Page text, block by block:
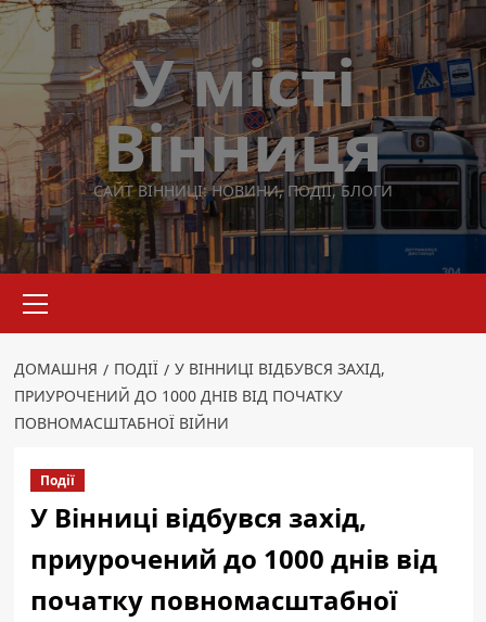
Перейти
до
вмісту
У місті
Вінниця
САЙТ ВІННИЦІ: НОВИНИ, ПОДІЇ, БЛОГИ
меню
ДОМАШНЯ ПОДІЇ
У ВІННИЦІ ВІДБУВСЯ ЗАХІД,
ПРИУРОЧЕНИЙ ДО 1000 ДНІВ ВІД ПОЧАТКУ
ПОВНОМАСШТАБНОЇ ВІЙНИ
Події
У Вінниці відбувся захід,
приурочений до 1000 днів від
початку повномасштабної